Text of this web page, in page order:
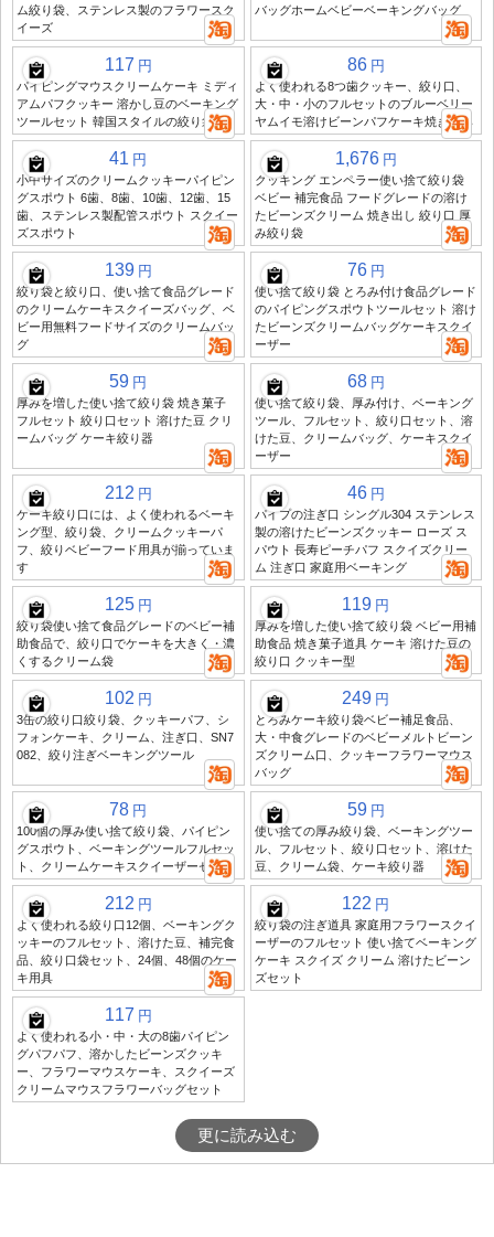
ム絞り袋、ステンレス製のフラワースク
イーズ
バッグホームベビーベーキングバッグ
117 円
パイピングマウスクリームケーキ ミディ
アムパフクッキー 溶かし豆のベーキング
ツールセット 韓国スタイルの絞り袋
86 円
よく使われる8つ歯クッキー、絞り口、
大・中・小のフルセットのブルーベリー
ヤムイモ溶けビーンパフケーキ焼き工具
41 円
小中サイズのクリームクッキーパイピン
グスポウト 6歯、8歯、10歯、12歯、15
歯、ステンレス製配管スポウト スクイー
ズスポウト
1,676 円
クッキング エンペラー使い捨て絞り袋
ベビー 補完食品 フードグレードの溶け
たビーンズクリーム 焼き出し 絞り口 厚
み絞り袋
139 円
絞り袋と絞り口、使い捨て食品グレード
のクリームケーキスクイーズバッグ、ベ
ビー用無料フードサイズのクリームバッ
グ
76 円
使い捨て絞り袋 とろみ付け食品グレード
のパイピングスポウトツールセット 溶け
たビーンズクリームバッグケーキスクイ
ーザー
59 円
厚みを増した使い捨て絞り袋 焼き菓子
フルセット 絞り口セット 溶けた豆 クリ
ームバッグ ケーキ絞り器
68 円
使い捨て絞り袋、厚み付け、ベーキング
ツール、フルセット、絞り口セット、溶
けた豆、クリームバッグ、ケーキスクイ
ーザー
212 円
ケーキ絞り口には、よく使われるベーキ
ング型、絞り袋、クリームクッキーパ
フ、絞りベビーフード用具が揃っていま
す
46 円
パイプの注ぎ口 シングル304 ステンレス
製の溶けたビーンズクッキー ローズ ス
パウト 長寿ピーチパフ スクイズクリー
ム 注ぎ口 家庭用ベーキング
125 円
絞り袋使い捨て食品グレードのベビー補
助食品で、絞り口でケーキを大きく・濃
くするクリーム袋
119 円
厚みを増した使い捨て絞り袋 ベビー用補
助食品 焼き菓子道具 ケーキ 溶けた豆の
絞り口 クッキー型
102 円
3缶の絞り口絞り袋、クッキーパフ、シ
フォンケーキ、クリーム、注ぎ口、SN7
082、絞り注ぎベーキングツール
249 円
とろみケーキ絞り袋ベビー補足食品、
大・中食グレードのベビーメルトビーン
ズクリーム口、クッキーフラワーマウス
バッグ
78 円
100個の厚み使い捨て絞り袋、パイピン
グスポウト、ベーキングツールフルセッ
ト、クリームケーキスクイーザーセット
59 円
使い捨ての厚み絞り袋、ベーキングツー
ル、フルセット、絞り口セット、溶けた
豆、クリーム袋、ケーキ絞り器
212 円
よく使われる絞り口12個、ベーキングク
ッキーのフルセット、溶けた豆、補完食
品、絞り口袋セット、24個、48個のケー
キ用具
122 円
絞り袋の注ぎ道具 家庭用フラワースクイ
ーザーのフルセット 使い捨てベーキング
ケーキ スクイズ クリーム 溶けたビーン
ズセット
117 円
よく使われる小・中・大の8歯パイピン
グパフパフ、溶かしたビーンズクッキ
ー、フラワーマウスケーキ、スクイーズ
クリームマウスフラワーバッグセット
更に読み込む